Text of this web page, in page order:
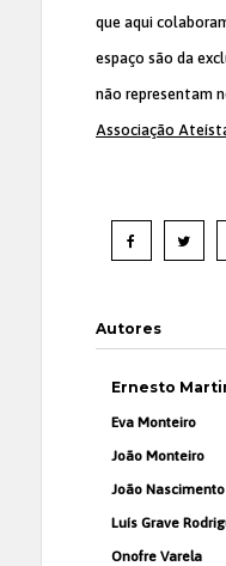
que aqui
espaço são da
não representam
Associação
Autores
Ernesto
Eva Monteiro
João Monteiro
João Nascimento
Luís Grave
Onofre Varela